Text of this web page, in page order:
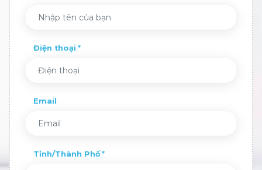
Điện thoại
Email
Tỉnh/Thành Phố